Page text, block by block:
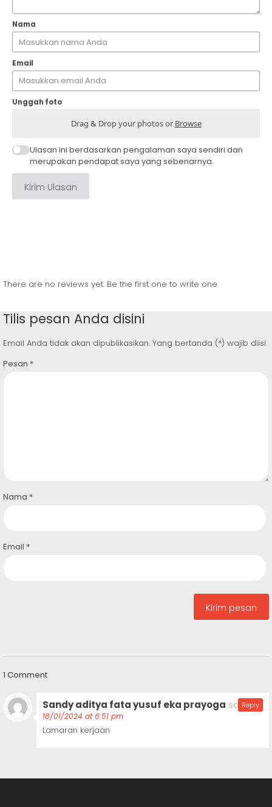
Nama
Email
Unggah foto
Drag & Drop your photos or Browse
Ulasan ini berdasarkan pengalaman saya sendiri dan
merupakan pendapat saya yang sebenarnya.
Kirim Ulasan
There are no reviews yet. Be the first one to write one.
1 Comment
Sandy aditya fata yusuf eka prayoga says:
18/01/2024 at 6:51 pm
Lamaran kerjaan
Reply
Tilis pesan Anda disini
Email Anda tidak akan dipublikasikan. Yang bertanda (*) wajib diisi.
Pesan *
Nama *
Email *